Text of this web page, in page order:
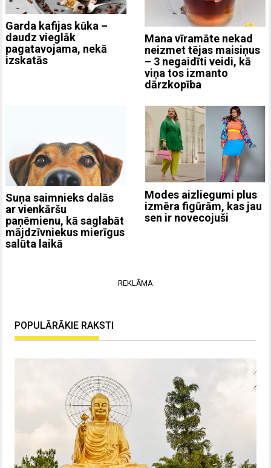
Garda kafijas kūka –
daudz vieglāk
pagatavojama, nekā
izskatās
Mana vīramāte nekad
neizmet tējas maisiņus
– 3 negaidīti veidi, kā
viņa tos izmanto
dārzkopība
Suņa saimnieks dalās
ar vienkāršu
paņēmienu, kā saglabāt
mājdzīvniekus mierīgus
salūta laikā
Modes aizliegumi plus
izmēra figūrām, kas jau
sen ir novecojuši
REKLĀMA
POPULĀRĀKIE RAKSTI